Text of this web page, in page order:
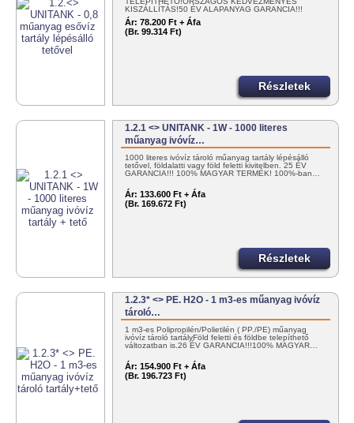
KISZÁLLÍTÁS!50 ÉV ALAPANYAG GARANCIA!!!
100%…
Ár: 78.200 Ft + Áfa
(Br. 99.314 Ft)
Részletek
1.2.1 <> UNITANK - 1W - 1000 literes
műanyag ivóvíz…
1000 literes ivóvíz tároló műanyag tartály lépésálló
tetővel, földalatti vagy föld feletti kivitelben. 25 ÉV
GARANCIA!!! 100% MAGYAR TERMÉK! 100%-ban…
Ár: 133.600 Ft + Áfa
(Br. 169.672 Ft)
Részletek
1.2.3* <> PE. H2O - 1 m3-es műanyag ivóvíz
tároló…
1 m3-es Polipropilén/Polietilén ( PP./PE) műanyag
ivóvíz tároló tartályFöld feletti és földbe telepíthető
változatban is.26 ÉV GARANCIA!!!100% MAGYAR…
Ár: 154.900 Ft + Áfa
(Br. 196.723 Ft)